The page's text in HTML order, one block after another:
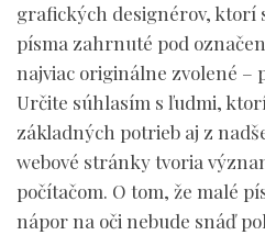
grafických designérov, ktorí
písma zahrnuté pod
najviac originálne zvolené –
Určite súhlasím s ľudmi,
základných potrieb aj z
webové stránky tvoria
počítačom. O tom, že malé
nápor na oči nebude snáď